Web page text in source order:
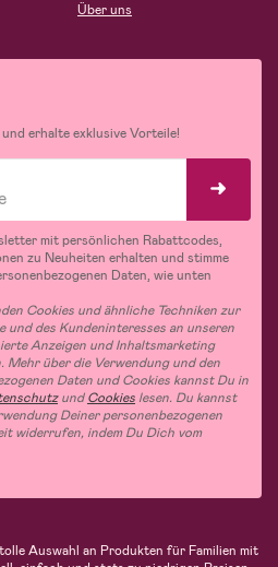
Über uns
erhalte exklusive Vorteile!
mit persönlichen Rabattcodes,
zu Neuheiten erhalten und stimme
Daten, wie unten
Cookies und ähnliche Techniken zur
und des Kundeninteresses an unseren
Anzeigen und Inhaltsmarketing
Mehr über die Verwendung und den
Daten und Cookies kannst Du in
undCookies lesen. Du kannst
Deiner personenbezogenen
widerrufen, indem Du Dich vom
Auswahl an Produkten für Familien mit